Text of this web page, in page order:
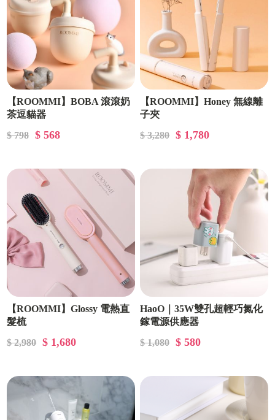
【ROOMMI】BOBA 滾滾奶
茶逗貓器
$ 798
$ 568
【ROOMMI】Honey 無線離
子夾
$ 3,280
$ 1,780
【ROOMMI】Glossy 電熱直
髮梳
$ 2,980
$ 1,680
HaoO｜35W雙孔超輕巧氮化
鎵電源供應器
$ 1,080
$ 580